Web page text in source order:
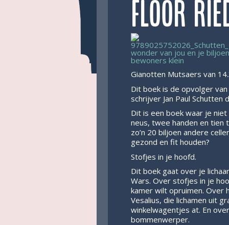
Floor
Gianotten Mutsaers van
Dit boek is de opvolger van
schrijver Jan Paul
Dit is een boek waar je
neus, twee handen en tien
zo’n 20 biljoen andere
gezond en ­fit houden?
Stofjes in je hoofd.
Dit boek gaat over je
Wars. Over sto­fjes in je
kamer wilt opruimen. Over
Vesalius, die lichamen uit
winkelwagentjes at. En
bommenwerper.